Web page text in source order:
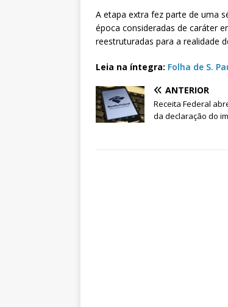
A etapa extra fez parte de uma
época consideradas de caráter
reestruturadas para a realidade
Leia na íntegra: Folha de S.
ANTERIOR
Receita Federal
da declaração do